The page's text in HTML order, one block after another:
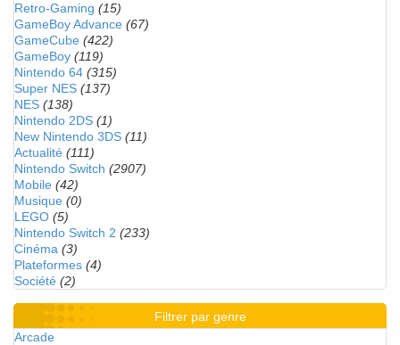
Retro-Gaming (15)
GameBoy Advance (67)
GameCube (422)
GameBoy (119)
Nintendo 64 (315)
Super NES (137)
NES (138)
Nintendo 2DS (1)
New Nintendo 3DS (11)
Actualité (111)
Nintendo Switch (2907)
Mobile (42)
Musique (0)
LEGO (5)
Nintendo Switch 2 (233)
Cinéma (3)
Plateformes (4)
Société (2)
Filtrer par genre
Arcade